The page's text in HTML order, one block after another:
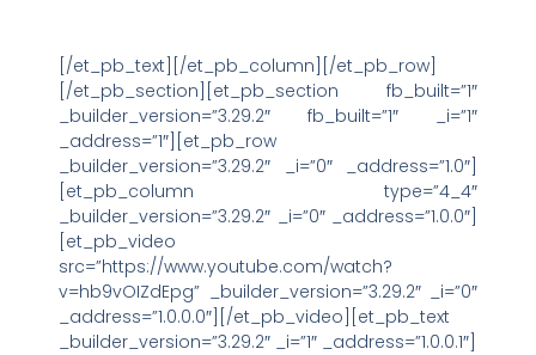
[/et_pb_text][/et_pb_column][/et_pb_row]
[/et_pb_section][et_pb_section fb_built=”1″
_builder_version=”3.29.2″ fb_built=”1″ _i=”1″
_address=”1″][et_pb_row
_builder_version=”3.29.2″ _i=”0″ _address=”1.0″]
[et_pb_column type=”4_4″
_builder_version=”3.29.2″ _i=”0″ _address=”1.0.0″]
[et_pb_video
src=”https://www.youtube.com/watch?
v=hb9vOIZdEpg” _builder_version=”3.29.2″ _i=”0″
_address=”1.0.0.0″][/et_pb_video][et_pb_text
_builder_version=”3.29.2″ _i=”1″ _address=”1.0.0.1″]